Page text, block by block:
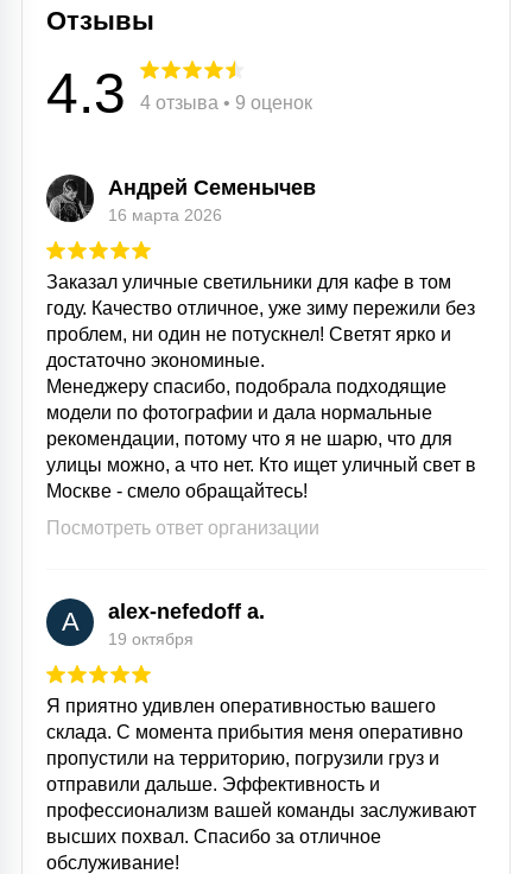
Отзывы
4.3 4 отзыва • 9 оценок
Андрей Семенычев
16 марта 2026
Заказал уличные светильники для кафе в том
году. Качество отличное, уже зиму пережили без
проблем, ни один не потускнел! Светят ярко и
достаточно экономиные.
Менеджеру спасибо, подобрала подходящие
модели по фотографии и дала нормальные
рекомендации, потому что я не шарю, что для
улицы можно, а что нет. Кто ищет уличный свет в
Москве - смело обращайтесь!
Посмотреть ответ организации
A alex-nefedoff a.
19 октября
Я приятно удивлен оперативностью вашего
склада. С момента прибытия меня оперативно
пропустили на территорию, погрузили груз и
отправили дальше. Эффективность и
профессионализм вашей команды заслуживают
высших похвал. Спасибо за отличное
обслуживание!